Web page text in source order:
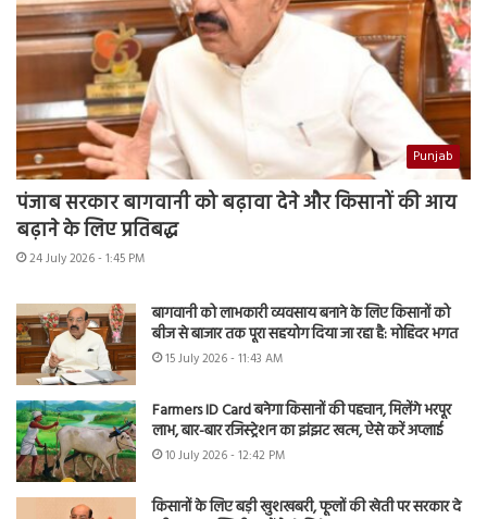
Punjab
पंजाब सरकार बागवानी को बढ़ावा देने और किसानों की आय
बढ़ाने के लिए प्रतिबद्ध
24 July 2026 - 1:45 PM
बागवानी को लाभकारी व्यवसाय बनाने के लिए किसानों को
बीज से बाजार तक पूरा सहयोग दिया जा रहा है: मोहिंदर भगत
15 July 2026 - 11:43 AM
Farmers ID Card बनेगा किसानों की पहचान, मिलेंगे भरपूर
लाभ, बार-बार रजिस्ट्रेशन का झंझट खत्म, ऐसे करें अप्लाई
10 July 2026 - 12:42 PM
किसानों के लिए बड़ी खुशखबरी, फूलों की खेती पर सरकार दे